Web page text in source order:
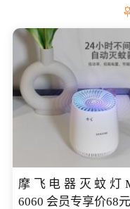
摩飞电器灭蚊灯
6060 会员专享价68元